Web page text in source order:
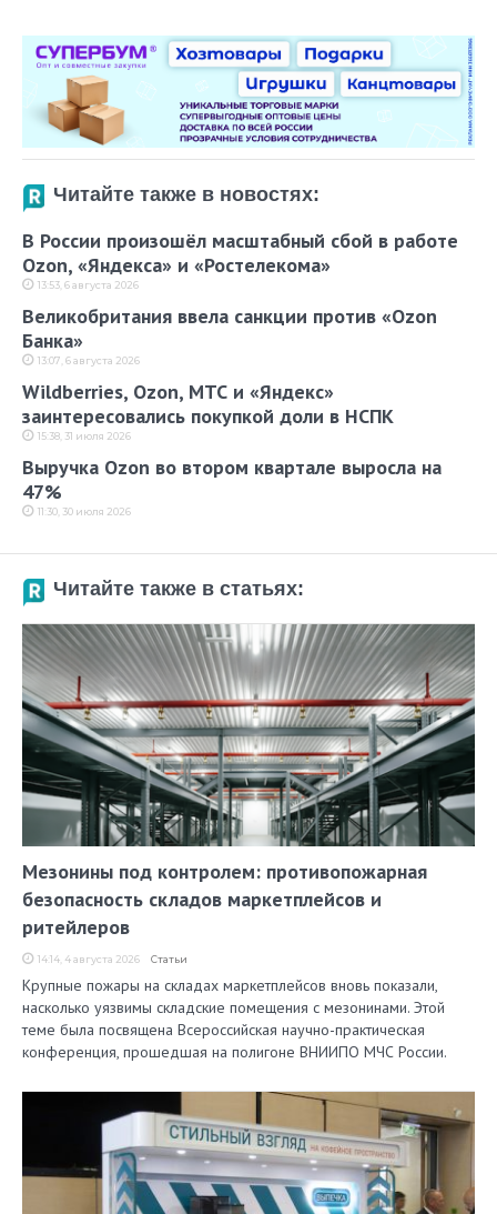
Читайте также в новостях:
В России произошёл масштабный сбой в работе
Ozon, «Яндекса» и «Ростелекома»
13:53, 6 августа 2026
Великобритания ввела санкции против «Ozon
Банка»
13:07, 6 августа 2026
Wildberries, Ozon, МТС и «Яндекс»
заинтересовались покупкой доли в НСПК
15:38, 31 июля 2026
Выручка Ozon во втором квартале выросла на
47%
11:30, 30 июля 2026
Читайте также в статьях:
Мезонины под контролем: противопожарная
безопасность складов маркетплейсов и
ритейлеров
14:14, 4 августа 2026 Статьи
Крупные пожары на складах маркетплейсов вновь показали,
насколько уязвимы складские помещения с мезонинами. Этой
теме была посвящена Всероссийская научно-практическая
конференция, прошедшая на полигоне ВНИИПО МЧС России.